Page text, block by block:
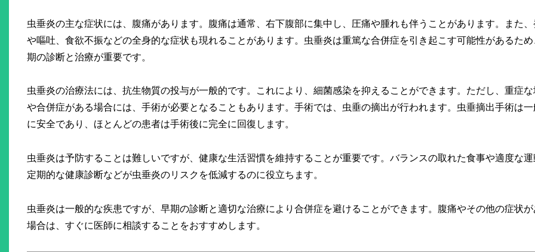
虫垂炎の主な症状には、腹痛があります。腹痛は通常、右下腹部に集中し、圧痛や腫れも伴うことがあります。また、
や嘔吐、食欲不振などの全身的な症状も現れることがあります。虫垂炎は重篤な合併症を引き起こす可能性があるため
期の診断と治療が重要です。
虫垂炎の治療法には、抗生物質の投与が一般的です。これにより、細菌感染を抑えることができます。ただし、重症な
や合併症がある場合には、手術が必要となることもあります。手術では、虫垂の摘出が行われます。虫垂摘出手術は一
に安全であり、ほとんどの患者は手術後に完全に回復します。
虫垂炎は予防することは難しいですが、健康な生活習慣を維持することが重要です。バランスの取れた食事や適度な運
定期的な健康診断などが虫垂炎のリスクを低減するのに役立ちます。
虫垂炎は一般的な疾患ですが、早期の診断と適切な治療により合併症を避けることができます。腹痛やその他の症状が
場合は、すぐに医師に相談することをおすすめします。